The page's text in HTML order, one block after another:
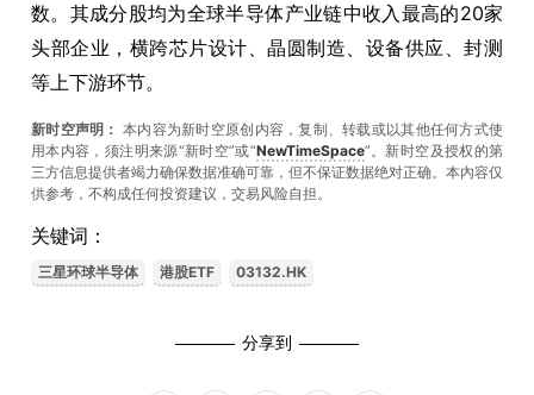
数。其成分股均为全球半导体产业链中收入最高的20家
头部企业，横跨芯片设计、晶圆制造、设备供应、封测
等上下游环节。
新时空声明： 本内容为新时空原创内容，复制、转载或以其他任何方式使
用本内容，须注明来源“新时空”或“NewTimeSpace”。新时空及授权的第
三方信息提供者竭力确保数据准确可靠，但不保证数据绝对正确。本內容仅
供参考，不构成任何投资建议，交易风险自担。
关键词：
三星环球半导体 港股ETF 03132.HK
分享到